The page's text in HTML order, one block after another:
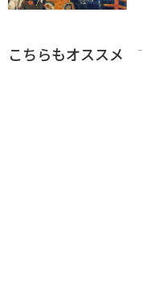
こちらもオススメ